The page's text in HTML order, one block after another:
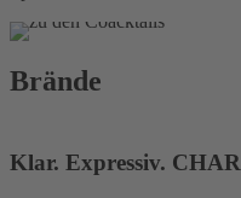
Brände
Klar. Expressiv.